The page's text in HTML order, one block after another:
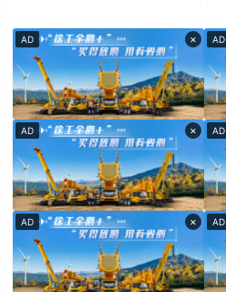
×
AD AD
×
AD AD
×
AD AD